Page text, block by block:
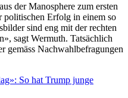
der Manosphere zum ersten
Erfolg in einem so
sind eng mit der rechten
sagt Wermuth. Tatsächlich
gemäss Nachwahlbefragungen
So hat Trump junge